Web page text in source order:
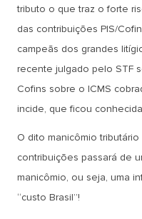
tributo o que traz o forte
das contribuições PIS/
campeãs dos grandes
recente julgado pelo STF
Cofins sobre o ICMS
incide, que ficou
O dito manicômio
contribuições passará de
manicômio, ou seja, uma
“custo Brasil”!